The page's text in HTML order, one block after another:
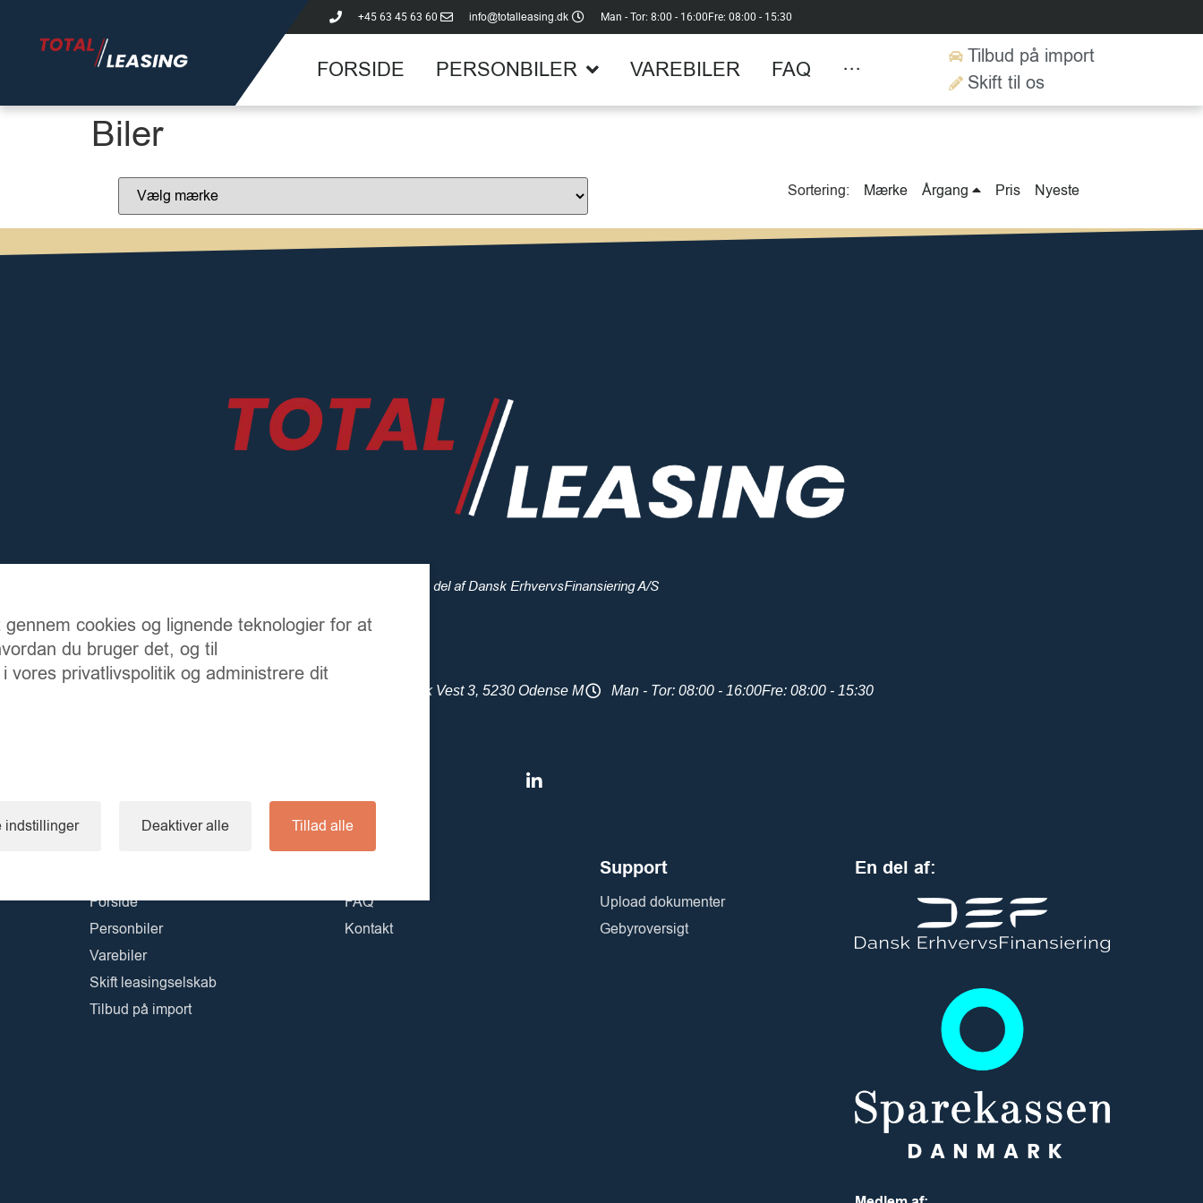
+45 63 45 63 60 info@totalleasing.dk Man - Tor: 8:00 - 16:00 Fre: 08:00 - 15:30
FORSIDE PERSONBILER VAREBILER FAQ ···
Tilbud på import
Skift til os
Biler
Sortering: Mærke Årgang Pris Nyeste
En del af Dansk ErhvervsFinansiering A/S
Cortex Park Vest 3, 5230 Odense M Man - Tor: 08:00 - 16:00Fre: 08:00 - 15:30
Forside
Personbiler
Varebiler
Skift leasingselskab
Tilbud på import
FAQ
Kontakt
Support
Upload dokumenter
Gebyroversigt
En del af:
cookies og lignende teknologier for at
du bruger det, og til
privatlivspolitik og administrere dit
indstillinger Deaktiver alle Tillad alle